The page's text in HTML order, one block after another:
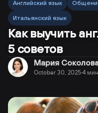
Английский язык
Итальянский язык
Как выучить
5 советов
Мария
October 30, 2025·4мин